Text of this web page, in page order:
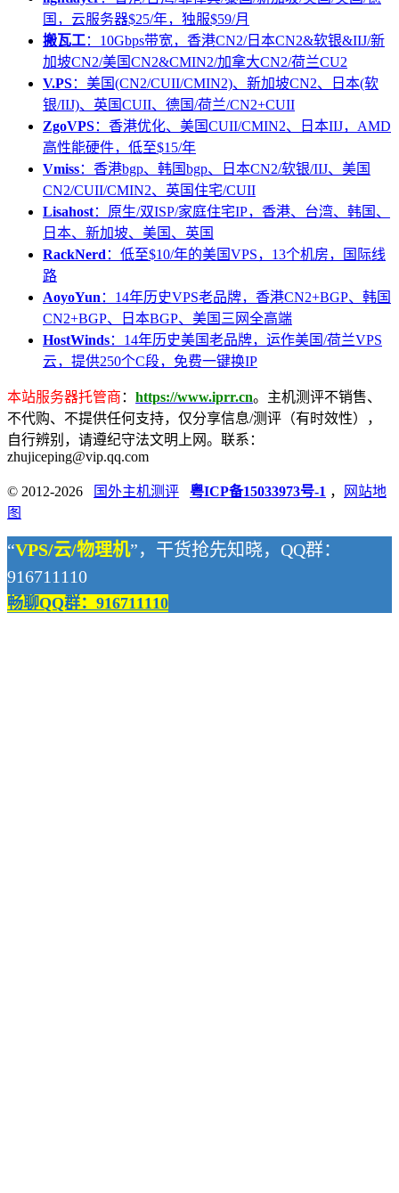
国，云服务器$25/年，独服$59/月
搬瓦工：10Gbps带宽，香港CN2/日本CN2&软银&IIJ/新
加坡CN2/美国CN2&CMIN2/加拿大CN2/荷兰CU2
V.PS：美国(CN2/CUII/CMIN2)、新加坡CN2、日本(软
银/IIJ)、英国CUII、德国/荷兰/CN2+CUII
ZgoVPS：香港优化、美国CUII/CMIN2、日本IIJ，AMD
高性能硬件，低至$15/年
Vmiss：香港bgp、韩国bgp、日本CN2/软银/IIJ、美国
CN2/CUII/CMIN2、英国住宅/CUII
Lisahost：原生/双ISP/家庭住宅IP，香港、台湾、韩国、
日本、新加坡、美国、英国
RackNerd ：低至$10/年的美国VPS，13个机房，国际线
路
AoyoYun ：14年历史VPS老品牌，香港CN2+BGP、韩国
CN2+BGP、日本BGP、美国三网全高端
HostWinds：14年历史美国老品牌，运作美国/荷兰VPS
云，提供250个C段，免费一键换IP
本站服务器托管商 ： https://www.iprr.cn。主机测评不销售、
不代购、不提供任何支持，仅分享信息/测评（有时效性），
自行辨别，请遵纪守法文明上网。联系：
zhujiceping@vip.qq.com
© 2012-2026 国外主机测评 粤ICP备15033973号-1 ，
网站地
图
“VPS/云/物理机”，干货抢先知晓，QQ群：
916711110
畅聊QQ群：916711110